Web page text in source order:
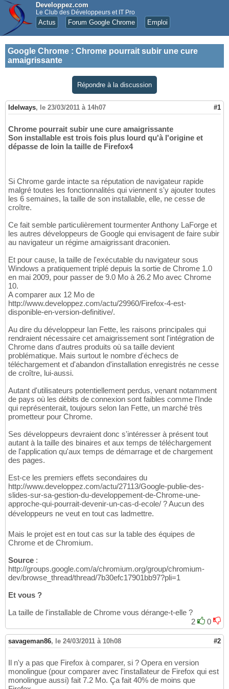
Developpez.com
Le Club des Développeurs et IT Pro
Actus Forum Google Chrome Emploi
Google Chrome : Chrome pourrait subir une cure
amaigrissante
Répondre à la discussion
Idelways, le 23/03/2011 à 14h07 #1
Chrome pourrait subir une cure amaigrissante
Son installable est trois fois plus lourd qu'à l'origine et
dépasse de loin la taille de Firefox4
Si Chrome garde intacte sa réputation de navigateur rapide
malgré toutes les fonctionnalités qui viennent s'y ajouter toutes
les 6 semaines, la taille de son installable, elle, ne cesse de
croître.
Ce fait semble particulièrement tourmenter Anthony LaForge et
les autres développeurs de Google qui envisagent de faire subir
au navigateur un régime amaigrissant draconien.
Et pour cause, la taille de l'exécutable du navigateur sous
Windows a pratiquement triplé depuis la sortie de Chrome 1.0
en mai 2009, pour passer de 9.0 Mo à 26.2 Mo avec Chrome
10.
A comparer aux 12 Mo de
http://www.developpez.com/actu/29960/Firefox-4-est-
disponible-en-version-definitive/.
Au dire du développeur Ian Fette, les raisons principales qui
rendraient nécessaire cet amaigrissement sont l'intégration de
Chrome dans d'autres produits où sa taille devient
problématique. Mais surtout le nombre d'échecs de
téléchargement et d'abandon d'installation enregistrés ne cesse
de croître, lui-aussi.
Autant d'utilisateurs potentiellement perdus, venant notamment
de pays où les débits de connexion sont faibles comme l'Inde
qui représenterait, toujours selon Ian Fette, un marché très
prometteur pour Chrome.
Ses développeurs devraient donc s'intéresser à présent tout
autant à la taille des binaires et aux temps de téléchargement
de l'application qu'aux temps de démarrage et de chargement
des pages.
Est-ce les premiers effets secondaires du
http://www.developpez.com/actu/27113/Google-publie-des-
slides-sur-sa-gestion-du-developpement-de-Chrome-une-
approche-qui-pourrait-devenir-un-cas-d-ecole/ ? Aucun des
développeurs ne veut en tout cas ladmettre.
Mais le projet est en tout cas sur la table des équipes de
Chrome et de Chromium.
Source :
http://groups.google.com/a/chromium.org/group/chromium-
dev/browse_thread/thread/7b30efc17901bb97?pli=1
Et vous ?
La taille de l'installable de Chrome vous dérange-t-elle ?
2
0
savageman86, le 24/03/2011 à 10h08 #2
Il n'y a pas que Firefox à comparer, si ? Opera en version
monolingue (pour comparer avec l'installateur de Firefox qui est
monolingue aussi) fait 7.2 Mo. Ça fait 40% de moins que